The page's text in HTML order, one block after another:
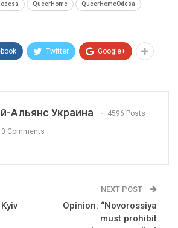
odesa QueerHome QueerHomeOdesa
Twitter Google+
Альянс Украина 4596 Posts
0 Comments
NEXT POST
Opinion: “Novorossiya
must prohibit